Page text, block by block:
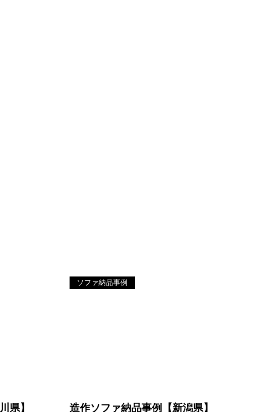
県】
ソファ納品事例
造作ソファ納品事例【新潟県】